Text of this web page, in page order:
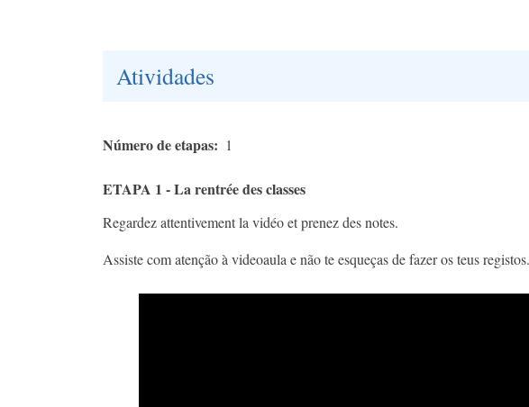
Atividades
Número de etapas 1
ETAPA 1 - La rentrée des classes
Regardez attentivement la vidéo et prenez des notes.
Assiste com atenção à videoaula e não te esqueças de fazer os teus registos.